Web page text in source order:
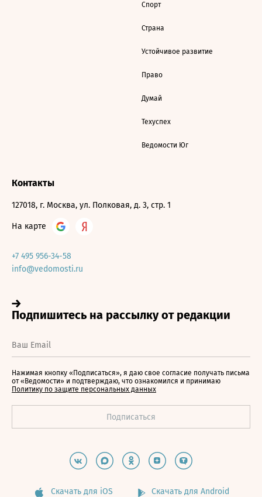
Спорт
Страна
Устойчивое развитие
Право
Думай
Техуспех
Ведомости Юг
Контакты
127018, г. Москва, ул. Полковая, д. 3, стр. 1
На карте
+7 495 956-34-58
info@vedomosti.ru
Нажимая кнопку «Подписаться», я даю свое согласие получать письма
от «Ведомости» и подтверждаю, что ознакомился и принимаю
Политику по защите персональных данных
Скачать для iOS Скачать для Android